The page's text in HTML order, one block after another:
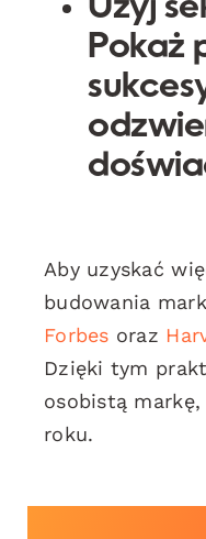
Użyj
Pokaż
Aby uzyskać
budowania
Forbes oraz
Dzięki tym
osobistą
roku.